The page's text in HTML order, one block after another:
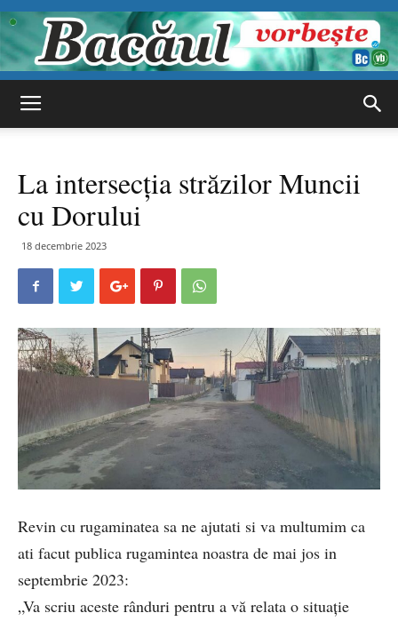
vorbește
La intersecţia străzilor Muncii
cu Dorului
18 decembrie 2023
Revin cu rugaminatea sa ne ajutati si va multumim ca
ati facut publica rugamintea noastra de mai jos in
septembrie 2023:
„Va scriu aceste rânduri pentru a vă relata o situaţie